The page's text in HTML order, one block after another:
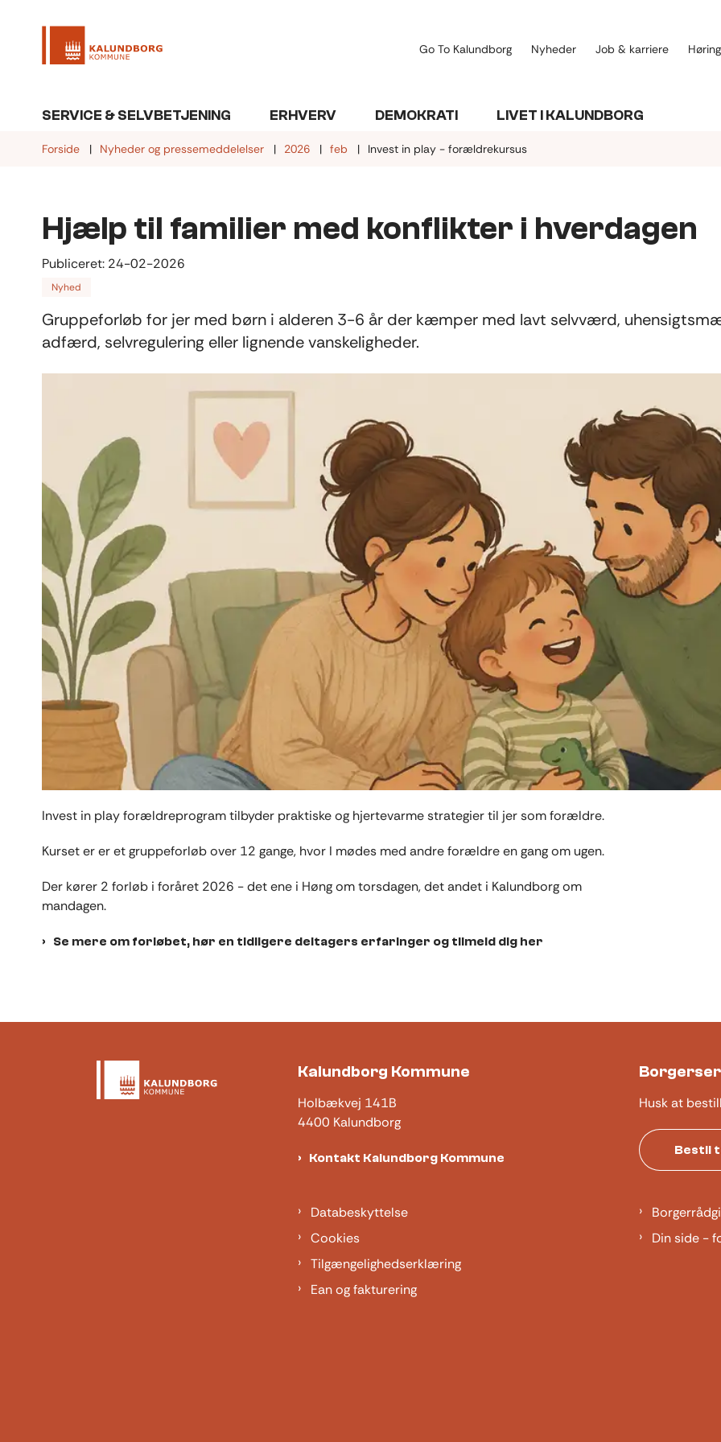
Go To Kalundborg Nyheder Job & karriere
SERVICE & SELVBETJENING ERHVERV DEMOKRATI LIVET I KALUNDBORG
Forside Nyheder og pressemeddelelser 2026 feb Invest in play - forældrekursus
Hjælp til familier med konflikter i hverdagen
Publiceret: 24-02-2026
Nyhed
Gruppeforløb for jer med børn i alderen 3-6 år der kæmper med lavt selvværd,
adfærd, selvregulering eller lignende vanskeligheder.
Invest in play forældreprogram tilbyder praktiske og hjertevarme strategier til jer som forældre.
Kurset er er et gruppeforløb over 12 gange, hvor I mødes med andre forældre en gang om ugen.
Der kører 2 forløb i foråret 2026 - det ene i Høng om torsdagen, det andet i Kalundborg om
mandagen.
Se mere om forløbet, hør en tidligere deltagers erfaringer og tilmeld dig her
Kalundborg Kommune
Holbækvej 141B
4400 Kalundborg
Kontakt Kalundborg Kommune
Husk at
Bestil
Databeskyttelse
Cookies
Tilgængelighedserklæring
Ean og fakturering
Din side -